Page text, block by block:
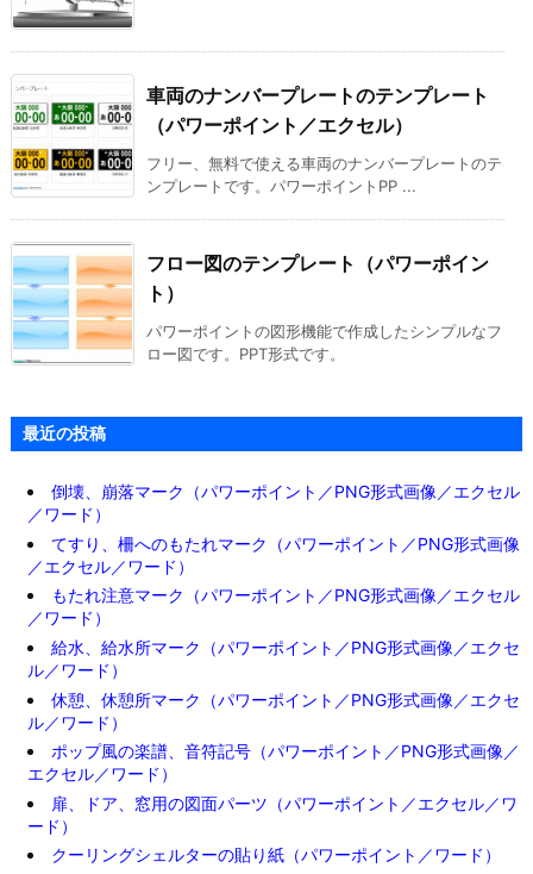
車両のナンバープレートのテンプレート
（パワーポイント／エクセル）
フリー、無料で使える車両のナンバープレートのテ
ンプレートです。パワーポイントPP ...
フロー図のテンプレート（パワーポイン
ト）
パワーポイントの図形機能で作成したシンプルなフ
ロー図です。PPT形式です。
最近の投稿
倒壊、崩落マーク（パワーポイント／PNG形式画像／エクセル
／ワード）
てすり、柵へのもたれマーク（パワーポイント／PNG形式画像
／エクセル／ワード）
もたれ注意マーク（パワーポイント／PNG形式画像／エクセル
／ワード）
給水、給水所マーク（パワーポイント／PNG形式画像／エクセ
ル／ワード）
休憩、休憩所マーク（パワーポイント／PNG形式画像／エクセ
ル／ワード）
ポップ風の楽譜、音符記号（パワーポイント／PNG形式画像／
エクセル／ワード）
扉、ドア、窓用の図面パーツ（パワーポイント／エクセル／ワ
ード）
クーリングシェルターの貼り紙（パワーポイント／ワード）